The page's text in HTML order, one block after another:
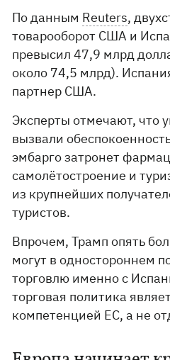
По данным Reuters,
товарооборот США и
превысил 47,9 млрд
около 74,5 млрд).
партнер США.
Эксперты отмечают, что
вызвали
эмбарго затронет
самолётостроение и
из крупнейших
туристов.
Впрочем, Трамп опять
могут в одностороннем
торговлю именно с
торговая политика
компетенцией ЕС, а не